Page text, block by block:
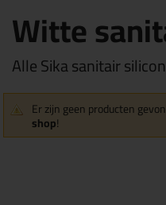
Witte
Alle Sika sanitair
Er zijn geen producten
shop!